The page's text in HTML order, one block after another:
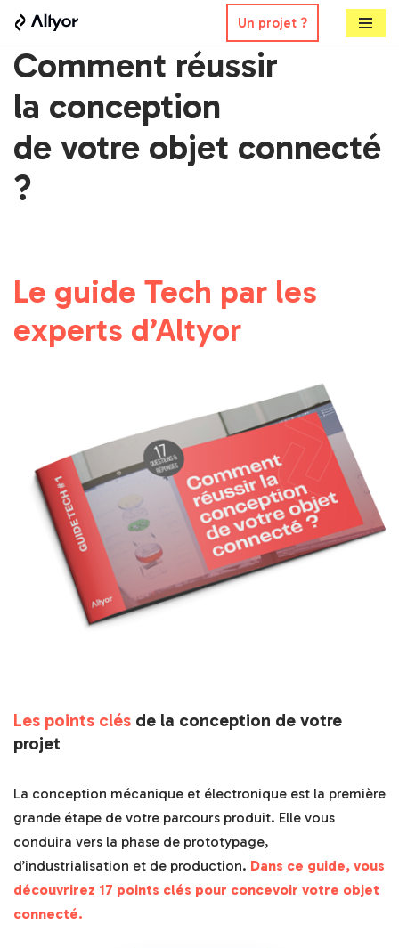
Aller
au
contenu
Un projet ?
Comment réussir
la conception
de votre objet connecté
?
Le guide Tech par les
experts d’Altyor
Les points clés de la conception de votre
projet
La conception mécanique et électronique est la première
grande étape de votre parcours produit. Elle vous
conduira vers la phase de prototypage,
d’industrialisation et de production. Dans ce guide, vous
découvrirez 17 points clés pour concevoir votre objet
connecté.